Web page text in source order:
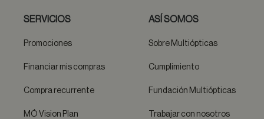
SERVICIOS
Promociones
Financiar mis compras
Compra recurrente
MÓ Vision Plan
ASÍ SOMOS
Sobre Multiópticas
Cumplimiento
Fundación Multiópticas
Trabajar con nosotros